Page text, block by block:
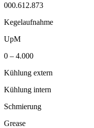
000.612.873
Kegelaufnahme
UpM
0 – 4.000
Kühlung extern
Kühlung intern
Schmierung
Grease